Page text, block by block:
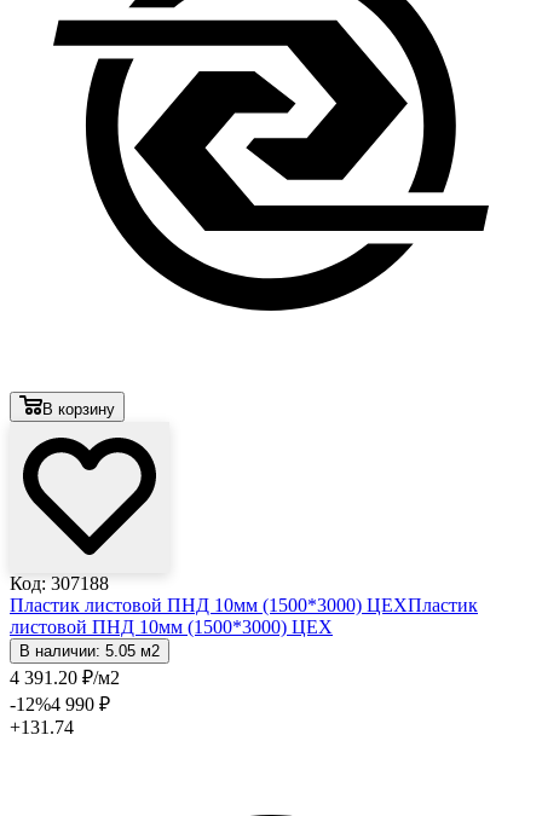
В корзину
Код: 307188
Пластик листовой ПНД 10мм (1500*3000) ЦЕХПластик
листовой ПНД 10мм (1500*3000) ЦЕХ
В наличии: 5.05 м2
4 391 .20 ₽/м2
-12%4 990 ₽
+131.74